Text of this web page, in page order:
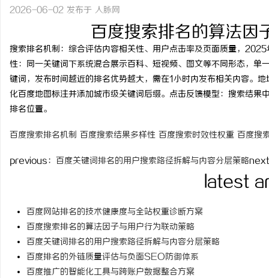
2026-06-02 发布于 人脉网
百度搜索排名的算法因
time： 2026-06-01
搜索排名机制：综合评估内容相关性、用户点击率及页面质量，
性：同一关键词下系统混合展示百科、短视频、图文等不同形态，
键词，发布时间越近的排名优势越大，需在1小时内发布相关内容。
化百度地图标注并添加城市级关键词后缀。点击反馈模型：搜索结
排名位置。
百度搜索排名机制 百度搜索结果多样性 百度搜索时效性权重 百度搜
previous： 百度关键词排名的用户搜索路径拆解与内容分层策略
latest
百度网站排名的技术健康度与全站权重诊断方案
百度搜索排名的算法因子与用户行为联动策略
百度关键词排名的用户搜索路径拆解与内容分层策略
百度排名的外链质量评估与负面SEO防御体系
百度推广的智能化工具与跨账户数据整合方案